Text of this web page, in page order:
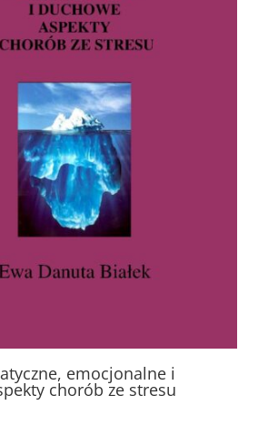
emocjonalne i
chorób ze stresu